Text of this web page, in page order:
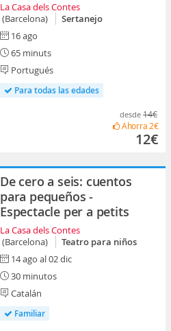
La Casa dels Contes
(Barcelona)
Sertanejo
16 ago
65 minuts
Portugués
Para todas las edades
desde 14€
Ahorra 2€
12€
De cero a seis: cuentos
para pequeños -
Espectacle per a petits
La Casa dels Contes
(Barcelona)
Teatro para niños
14 ago al 02 dic
30 minutos
Catalán
Familiar